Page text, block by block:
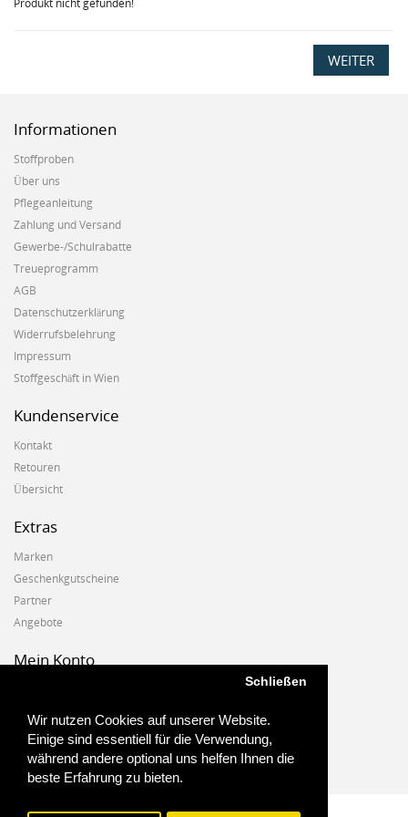
Wir nutzen Cookies auf unserer Website.
Einige sind essentiell für die Verwendung,
während andere optional uns helfen Ihnen die
beste Erfahrung zu bieten.
Schließen
Produkt nicht gefunden!
WEITER
Informationen
Stoffproben
Über uns
Pflegeanleitung
Zahlung und Versand
Gewerbe-/Schulrabatte
Treueprogramm
AGB
Datenschutzerklärung
Widerrufsbelehrung
Impressum
Stoffgeschäft in Wien
Kundenservice
Kontakt
Retouren
Übersicht
Extras
Marken
Geschenkgutscheine
Partner
Angebote
Mein Konto
Auftragshistorie
Wunschzettel
Newsletter